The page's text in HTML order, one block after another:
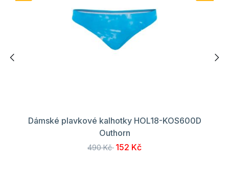
Dámské plavkové kalhotky HOL18-KOS600D
Outhorn
490 Kč 152 Kč